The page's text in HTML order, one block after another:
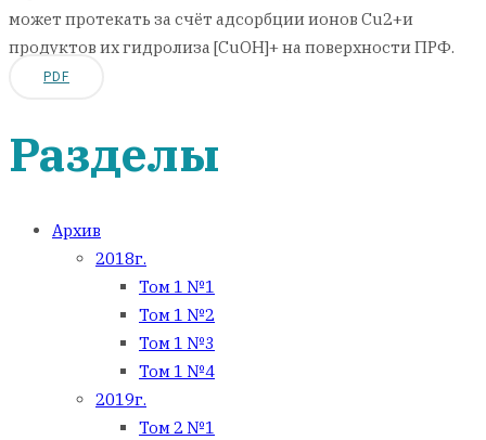
может протекать за счёт адсорбции ионов Cu2+и
продуктов их гидролиза [CuOH]+ на поверхности ПРФ.
PDF
Разделы
Архив
2018г.
Том 1 №1
Том 1 №2
Том 1 №3
Том 1 №4
2019г.
Том 2 №1